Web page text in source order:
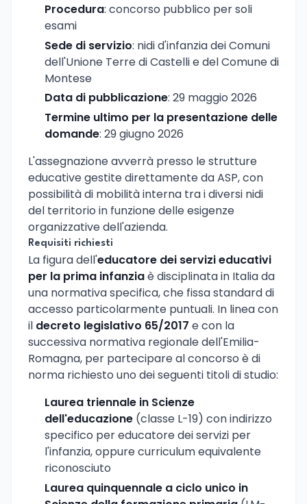
Procedura: concorso pubblico per soli
esami
Sede di servizio: nidi d'infanzia dei Comuni
dell'Unione Terre di Castelli e del Comune di
Montese
Data di pubblicazione: 29 maggio 2026
Termine ultimo per la presentazione delle
domande: 29 giugno 2026
L'assegnazione avverrà presso le strutture
educative gestite direttamente da ASP, con
possibilità di mobilità interna tra i diversi nidi
del territorio in funzione delle esigenze
organizzative dell'azienda.
Requisiti richiesti
La figura dell'educatore dei servizi educativi
per la prima infanziaè disciplinata in Italia da
una normativa specifica, che fissa standard di
accesso particolarmente puntuali. In linea con
il decreto legislativo 65/2017 e con la
successiva normativa regionale dell'Emilia-
Romagna, per partecipare al concorso è di
norma richiesto uno dei seguenti titoli di studio:
Laurea triennale in Scienze
dell'educazione (classe L-19) con indirizzo
specifico per educatore dei servizi per
l'infanzia, oppure curriculum equivalente
riconosciuto
Laurea quinquennale a ciclo unico in